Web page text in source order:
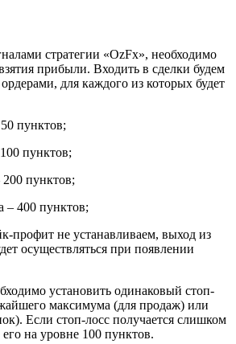
стратегии «OzFx», необходимо
прибыли. Входить в сделки будем
для каждого из которых будет
пунктов;
пунктов;
200 пунктов;
– 400 пунктов;
профит не устанавливаем, выход из
осуществляться при появлении
установить одинаковый стоп-
максимума (для продаж) или
Если стоп-лосс получается слишком
на уровне 100 пунктов.